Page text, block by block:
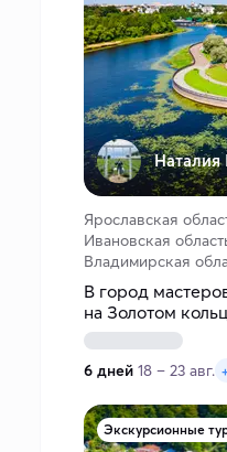
Ярославская
Ивановская
Владимирская
В город
на Золотом
6 дней 18 – 23 авг.
Экскурсионные